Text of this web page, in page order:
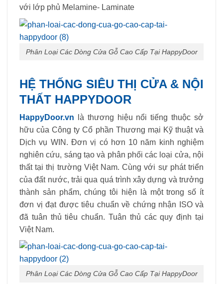
với lớp phủ Melamine- Laminate
Phân Loại Các Dòng Cửa Gỗ Cao Cấp Tại HappyDoor
HỆ THỐNG SIÊU THỊ CỬA & NỘI
THẤT HAPPYDOOR
HappyDoor.vn là thương hiệu nổi tiếng thuộc sở
hữu của Công ty Cổ phần Thương mại Kỹ thuật và
Dịch vụ WIN. Đơn vị có hơn 10 năm kinh nghiệm
nghiên cứu, sáng tạo và phân phối các loại cửa, nội
thất tại thị trường Việt Nam. Cùng với sự phát triển
của đất nước, trải qua quá trình xây dựng và trưởng
thành sản phẩm, chúng tôi hiện là một trong số ít
đơn vị đạt được tiêu chuẩn về chứng nhận ISO và
đã tuân thủ tiêu chuẩn. Tuân thủ các quy định tại
Việt Nam.
Phân Loại Các Dòng Cửa Gỗ Cao Cấp Tại HappyDoor